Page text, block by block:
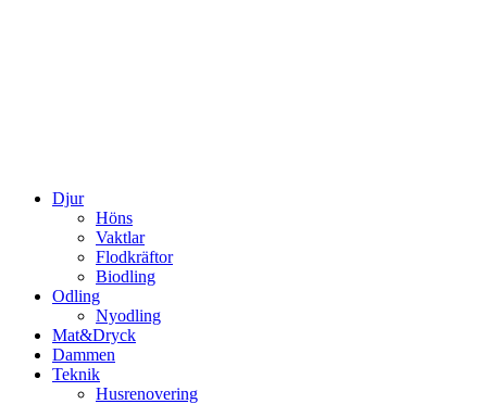
Djur
Höns
Vaktlar
Flodkräftor
Biodling
Odling
Nyodling
Mat&Dryck
Dammen
Teknik
Husrenovering